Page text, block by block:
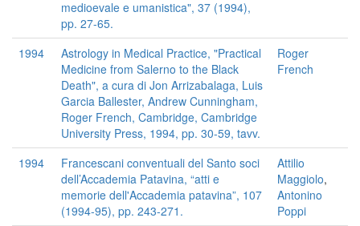
medioevale e umanistica", 37 (1994),
pp. 27-65.
1994
Astrology in Medical Practice, "Practical
Medicine from Salerno to the Black
Death", a cura di Jon Arrizabalaga, Luis
Garcia Ballester, Andrew Cunningham,
Roger French, Cambridge, Cambridge
University Press, 1994, pp. 30-59, tavv.
Roger
French
1994
Francescani conventuali del Santo soci
dell’Accademia Patavina, “atti e
memorie dell'Accademia patavina”, 107
(1994-95), pp. 243-271.
Attilio
Maggiolo,
Antonino
Poppi